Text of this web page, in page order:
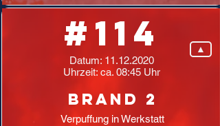
Datum: 11.12.2020
Uhrzeit: ca. 08:45 Uhr
#114 ▲
Brand 2
Verpuffung in Werkstatt